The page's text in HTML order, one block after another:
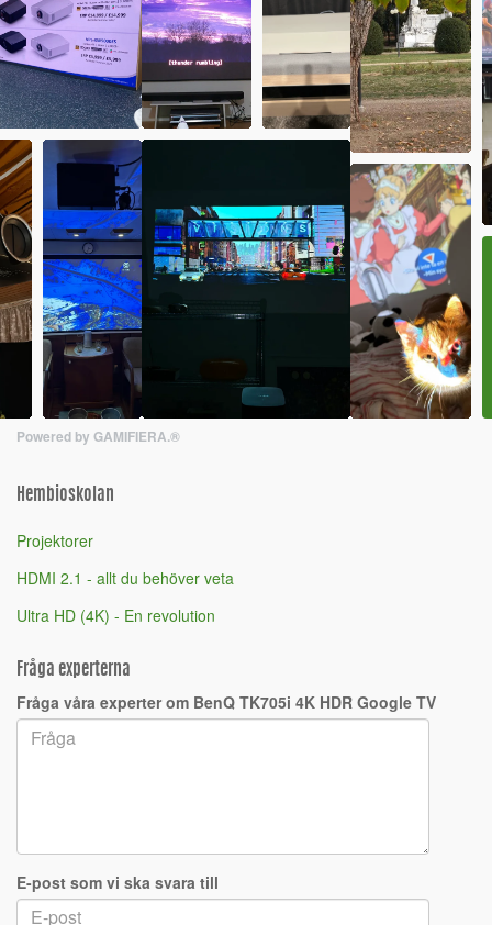
Powered by GAMIFIERA.®
Hembioskolan
Projektorer
HDMI 2.1 - allt du behöver veta
Ultra HD (4K) - En revolution
Fråga experterna
Fråga våra experter om BenQ TK705i 4K HDR Google TV
E-post som vi ska svara till